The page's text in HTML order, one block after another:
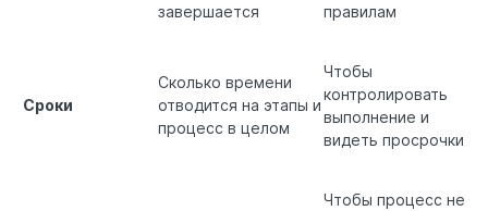
завершается
правилам
Сроки
Сколько времени
отводится на этапы и
процесс в целом
Чтобы
контролировать
выполнение и
видеть просрочки
Чтобы процесс не